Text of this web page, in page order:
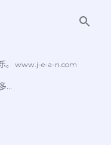
乐。 www.j-e-a-n.com
…